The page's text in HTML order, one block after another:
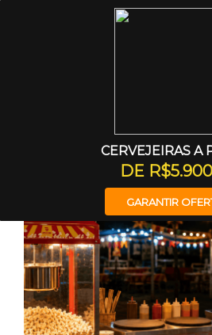
CERVEJEIRAS A
DE
GARANTIR
Como Aumentar Produção e Lucro